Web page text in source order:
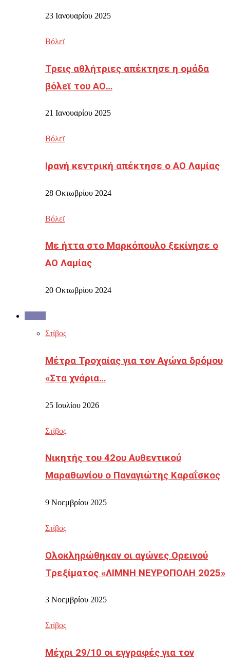
23 Ιανουαρίου 2025
Βόλεϊ
Τρεις αθλήτριες απέκτησε η ομάδα
βόλεϊ του ΑΟ…
21 Ιανουαρίου 2025
Βόλεϊ
Ιρανή κεντρική απέκτησε ο ΑΟ Λαμίας
28 Οκτωβρίου 2024
Βόλεϊ
Με ήττα στο Μαρκόπουλο ξεκίνησε ο
ΑΟ Λαμίας
20 Οκτωβρίου 2024
Στίβος
Μέτρα Τροχαίας για τον Αγώνα δρόμου
«Στα χνάρια…
25 Ιουλίου 2026
Στίβος
Νικητής του 42ου Αυθεντικού
Μαραθωνίου ο Παναγιώτης Καραΐσκος
9 Νοεμβρίου 2025
Στίβος
Ολοκληρώθηκαν οι αγώνες Ορεινού
Τρεξίματος «ΛΙΜΝΗ ΝΕΥΡΟΠΟΛΗ 2025»
3 Νοεμβρίου 2025
Στίβος
Μέχρι 29/10 οι εγγραφές για τον